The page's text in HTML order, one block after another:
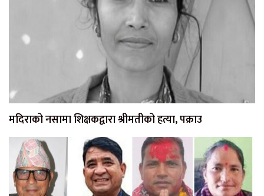
मदिराको नसामा शिक्षकद्वारा श्रीमतीको हत्या, पक्राउ